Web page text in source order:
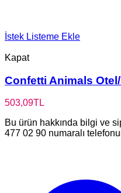
İstek Listeme Ekle
Kapat
Confetti Animals
503,09TL
Bu ürün hakkında bilgi ve
477 02 90 numaralı